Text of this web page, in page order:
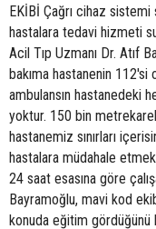
EKİBİ Çağrı cihaz
hastalara tedavi hizmeti
Acil Tıp Uzmanı Dr. Atıf
bakıma hastanenin 112'si
ambulansın hastanedeki
yoktur. 150 bin
hastanemiz sınırları
hastalara müdahale
24 saat esasına göre
Bayramoğlu, mavi kod
konuda eğitim gördüğünü